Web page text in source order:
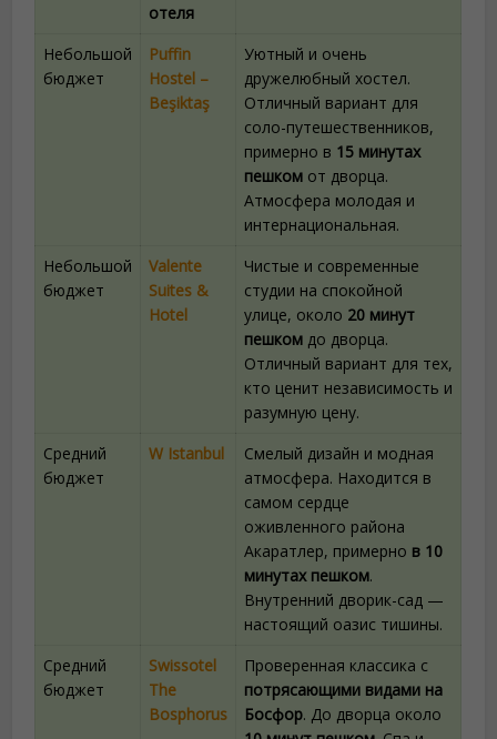
отеля
Небольшой
бюджет
Puffin
Hostel –
Beşiktaş
Уютный и очень
дружелюбный хостел.
Отличный вариант для
соло-путешественников,
примерно в 15 минутах
пешком от дворца.
Атмосфера молодая и
интернациональная.
Небольшой
бюджет
Valente
Suites &
Hotel
Чистые и современные
студии на спокойной
улице, около 20 минут
пешком до дворца.
Отличный вариант для тех,
кто ценит независимость и
разумную цену.
Средний
бюджет
W Istanbul
Смелый дизайн и модная
атмосфера. Находится в
самом сердце
оживленного района
Акаратлер, примерно в 10
минутах пешком.
Внутренний дворик-сад —
настоящий оазис тишины.
Средний
бюджет
Swissotel
The
Bosphorus
Проверенная классика с
потрясающими видами на
Босфор. До дворца около